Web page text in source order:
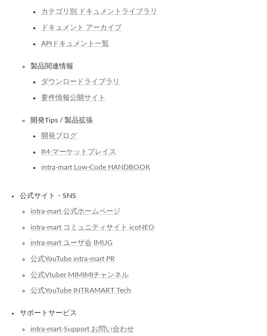
カテゴリ別 ドキュメントライブラリ
ドキュメント アーカイブ
APIドキュメント一覧
製品関連情報
ダウンロードライブラリ
要件情報公開サイト
開発Tips / 製品拡張
開発ブログ
IM-マーケットプレイス
intra-mart Low-Code HANDBOOK
公式サイト・SNS
intra-mart 公式ホームページ
intra-mart コミュニティサイト icoNEO
intra-mart ユーザ会 IMUG
公式YouTube intra-mart PR
公式Vtuber MIMIMIチャンネル
公式YouTube INTRAMART Tech
サポートサービス
intra-mart-Support お問い合わせ